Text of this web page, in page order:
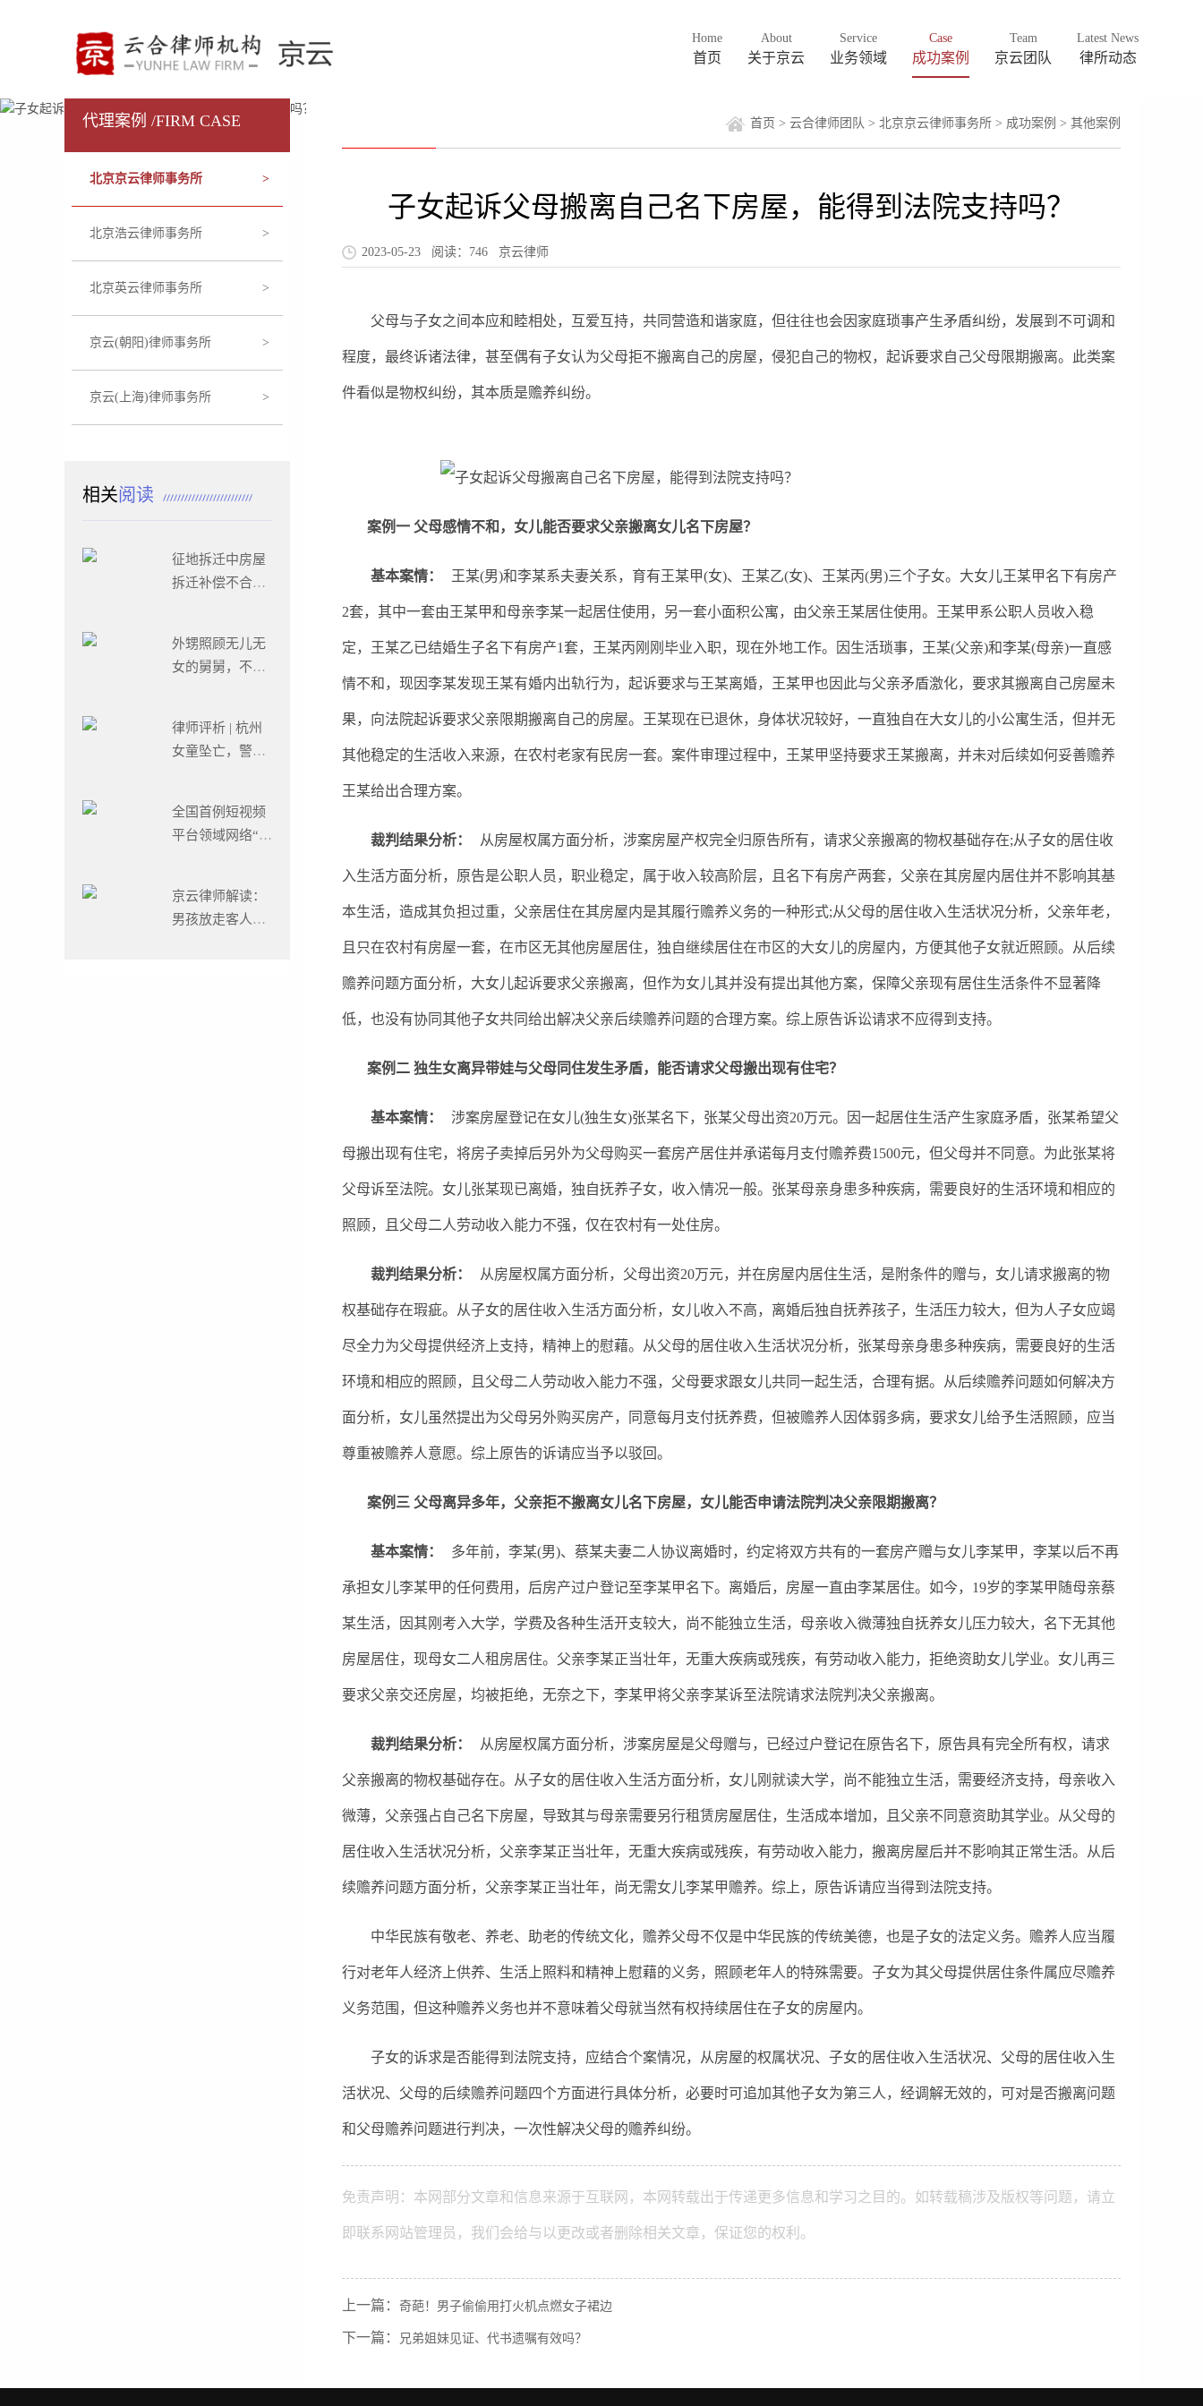
Home
首页
About
关于京云
Service
业务领域
Case
成功案例
Team
京云团队
Latest News
律所动态
代理案例 /FIRM CASE
北京京云律师事务所 >
北京浩云律师事务所 >
北京英云律师事务所 >
京云(朝阳)律师事务所 >
京云(上海)律师事务所 >
相关阅读
征地拆迁中房屋
拆迁补偿不合理
外甥照顾无儿无
女的舅舅，不料
律师评析 | 杭州
女童坠亡，警方
全国首例短视频
平台领域网络“爬
京云律师解读：
男孩放走客人寄
首页 > 云合律师团队 > 北京京云律师事务所 > 成功案例 > 其他案例
子女起诉父母搬离自己名下房屋，能得到法院支持吗？
2023-05-23 阅读：746 京云律师
父母与子女之间本应和睦相处，互爱互持，共同营造和谐家庭，但往往也会因家庭琐事产生矛盾纠纷，发展到不可调和
程度，最终诉诸法律，甚至偶有子女认为父母拒不搬离自己的房屋，侵犯自己的物权，起诉要求自己父母限期搬离。此类案
件看似是物权纠纷，其本质是赡养纠纷。
案例一 父母感情不和，女儿能否要求父亲搬离女儿名下房屋？
基本案情： 王某(男)和李某系夫妻关系，育有王某甲(女)、王某乙(女)、王某丙(男)三个子女。大女儿王某甲名下有房产
2套，其中一套由王某甲和母亲李某一起居住使用，另一套小面积公寓，由父亲王某居住使用。王某甲系公职人员收入稳
定，王某乙已结婚生子名下有房产1套，王某丙刚刚毕业入职，现在外地工作。因生活琐事，王某(父亲)和李某(母亲)一直感
情不和，现因李某发现王某有婚内出轨行为，起诉要求与王某离婚，王某甲也因此与父亲矛盾激化，要求其搬离自己房屋未
果，向法院起诉要求父亲限期搬离自己的房屋。王某现在已退休，身体状况较好，一直独自在大女儿的小公寓生活，但并无
其他稳定的生活收入来源，在农村老家有民房一套。案件审理过程中，王某甲坚持要求王某搬离，并未对后续如何妥善赡养
王某给出合理方案。
裁判结果分析： 从房屋权属方面分析，涉案房屋产权完全归原告所有，请求父亲搬离的物权基础存在;从子女的居住收
入生活方面分析，原告是公职人员，职业稳定，属于收入较高阶层，且名下有房产两套，父亲在其房屋内居住并不影响其基
本生活，造成其负担过重，父亲居住在其房屋内是其履行赡养义务的一种形式;从父母的居住收入生活状况分析，父亲年老，
且只在农村有房屋一套，在市区无其他房屋居住，独自继续居住在市区的大女儿的房屋内，方便其他子女就近照顾。从后续
赡养问题方面分析，大女儿起诉要求父亲搬离，但作为女儿其并没有提出其他方案，保障父亲现有居住生活条件不显著降
低，也没有协同其他子女共同给出解决父亲后续赡养问题的合理方案。综上原告诉讼请求不应得到支持。
案例二 独生女离异带娃与父母同住发生矛盾，能否请求父母搬出现有住宅？
基本案情： 涉案房屋登记在女儿(独生女)张某名下，张某父母出资20万元。因一起居住生活产生家庭矛盾，张某希望父
母搬出现有住宅，将房子卖掉后另外为父母购买一套房产居住并承诺每月支付赡养费1500元，但父母并不同意。为此张某将
父母诉至法院。女儿张某现已离婚，独自抚养子女，收入情况一般。张某母亲身患多种疾病，需要良好的生活环境和相应的
照顾，且父母二人劳动收入能力不强，仅在农村有一处住房。
裁判结果分析： 从房屋权属方面分析，父母出资20万元，并在房屋内居住生活，是附条件的赠与，女儿请求搬离的物
权基础存在瑕疵。从子女的居住收入生活方面分析，女儿收入不高，离婚后独自抚养孩子，生活压力较大，但为人子女应竭
尽全力为父母提供经济上支持，精神上的慰藉。从父母的居住收入生活状况分析，张某母亲身患多种疾病，需要良好的生活
环境和相应的照顾，且父母二人劳动收入能力不强，父母要求跟女儿共同一起生活，合理有据。从后续赡养问题如何解决方
面分析，女儿虽然提出为父母另外购买房产，同意每月支付抚养费，但被赡养人因体弱多病，要求女儿给予生活照顾，应当
尊重被赡养人意愿。综上原告的诉请应当予以驳回。
案例三 父母离异多年，父亲拒不搬离女儿名下房屋，女儿能否申请法院判决父亲限期搬离？
基本案情： 多年前，李某(男)、蔡某夫妻二人协议离婚时，约定将双方共有的一套房产赠与女儿李某甲，李某以后不再
承担女儿李某甲的任何费用，后房产过户登记至李某甲名下。离婚后，房屋一直由李某居住。如今，19岁的李某甲随母亲蔡
某生活，因其刚考入大学，学费及各种生活开支较大，尚不能独立生活，母亲收入微薄独自抚养女儿压力较大，名下无其他
房屋居住，现母女二人租房居住。父亲李某正当壮年，无重大疾病或残疾，有劳动收入能力，拒绝资助女儿学业。女儿再三
要求父亲交还房屋，均被拒绝，无奈之下，李某甲将父亲李某诉至法院请求法院判决父亲搬离。
裁判结果分析： 从房屋权属方面分析，涉案房屋是父母赠与，已经过户登记在原告名下，原告具有完全所有权，请求
父亲搬离的物权基础存在。从子女的居住收入生活方面分析，女儿刚就读大学，尚不能独立生活，需要经济支持，母亲收入
微薄，父亲强占自己名下房屋，导致其与母亲需要另行租赁房屋居住，生活成本增加，且父亲不同意资助其学业。从父母的
居住收入生活状况分析，父亲李某正当壮年，无重大疾病或残疾，有劳动收入能力，搬离房屋后并不影响其正常生活。从后
续赡养问题方面分析，父亲李某正当壮年，尚无需女儿李某甲赡养。综上，原告诉请应当得到法院支持。
中华民族有敬老、养老、助老的传统文化，赡养父母不仅是中华民族的传统美德，也是子女的法定义务。赡养人应当履
行对老年人经济上供养、生活上照料和精神上慰藉的义务，照顾老年人的特殊需要。子女为其父母提供居住条件属应尽赡养
义务范围，但这种赡养义务也并不意味着父母就当然有权持续居住在子女的房屋内。
子女的诉求是否能得到法院支持，应结合个案情况，从房屋的权属状况、子女的居住收入生活状况、父母的居住收入生
活状况、父母的后续赡养问题四个方面进行具体分析，必要时可追加其他子女为第三人，经调解无效的，可对是否搬离问题
和父母赡养问题进行判决，一次性解决父母的赡养纠纷。
免责声明：本网部分文章和信息来源于互联网，本网转载出于传递更多信息和学习之目的。如转载稿涉及版权等问题，请立
即联系网站管理员，我们会给与以更改或者删除相关文章，保证您的权利。
上一篇： 奇葩！男子偷偷用打火机点燃女子裙边
下一篇： 兄弟姐妹见证、代书遗嘱有效吗？